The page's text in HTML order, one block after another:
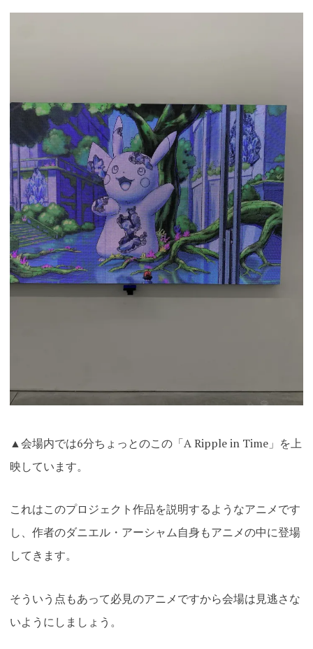
▲会場内では6分ちょっとのこの「A Ripple in Time」を上
映しています。
これはこのプロジェクト作品を説明するようなアニメです
し、作者のダニエル・アーシャム自身もアニメの中に登場
してきます。
そういう点もあって必見のアニメですから会場は見逃さな
いようにしましょう。